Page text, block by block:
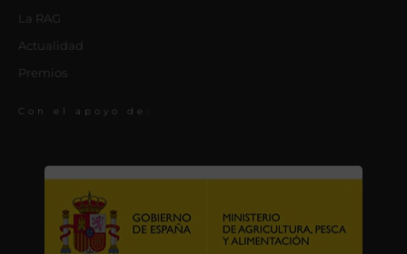
La RAG
Actualidad
Premios
Con el apoyo de: